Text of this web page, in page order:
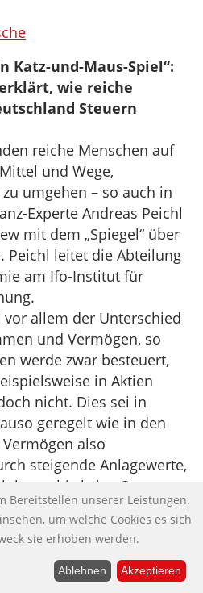
Katz-und-Maus-Spiel“:
wie reiche
Steuern
reiche Menschen auf
und Wege,
umgehen – so auch in
Experte Andreas Peichl
mit dem „Spiegel“ über
Peichl leitet die Abteilung
am Ifo-Institut für
vor allem der Unterschied
und Vermögen, so
werde zwar besteuert,
in Aktien
nicht. Dies sei in
geregelt wie in den
Vermögen also
steigende Anlagewerte,
kaum bis keine Steuern
geändert,
dass künftig
aller Personen
Bereitstellen unserer Leistungen.
um welche Cookies es sich
sie erhoben werden.
Ablehnen Akzeptieren